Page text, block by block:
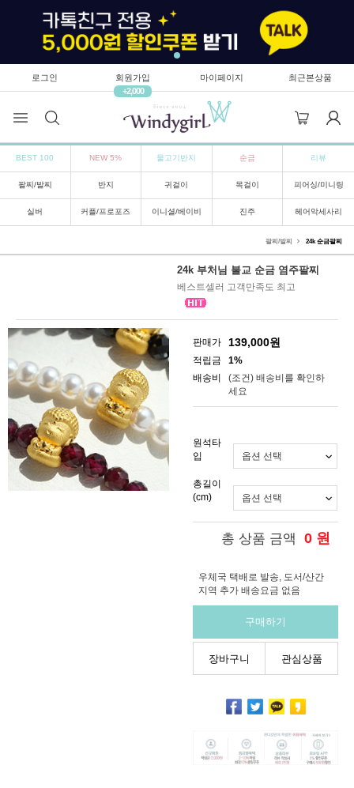
로그인
회원가입
+2,000
마이페이지 최근본상품
BEST 100 NEW 5% 물고기반지 순금 리뷰
팔찌/발찌 반지 귀걸이 목걸이 피어싱/미니링
실버 커플/프로포즈 이니셜/베이비 진주 헤어악세사리
팔찌/발찌 24k 순금팔찌
24k 부처님 불교 순금 염주팔찌
베스트셀러 고객만족도 최고
판매가 139,000원
적립금
1%
배송비
(조건) 배송비를 확인하
세요
원석타
입
총길이
(cm)
총 상품 금액 0 원
우체국 택배로 발송, 도서/산간
지역 추가 배송요금 없음
구매하기
장바구니 관심상품